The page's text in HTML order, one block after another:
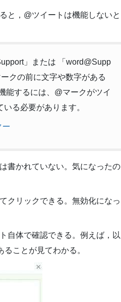
と，@ツイートは機能しないと
」または 「word@Supp
クの前に文字や数字がある
能するには、@マークがツイ
る必要があります。
ー
書かれていない。気になったの
クリックできる。無効化になっ
自体で確認できる。例えば，以
ことが見てわかる。